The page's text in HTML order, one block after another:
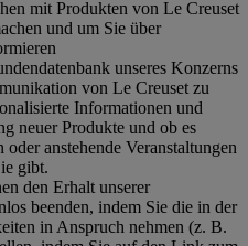
mit Produkten von Le Creuset
und um Sie über
unseres Konzerns
von Le Creuset zu
Informationen und
neuer Produkte und ob es
anstehende Veranstaltungen
gibt.
den Erhalt unserer
beenden, indem Sie die in der
in Anspruch nehmen (z. B.